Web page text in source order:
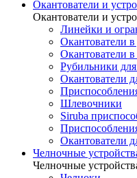
Окантователи и
Окантователи и
Линейки и
Окантователи
Окантователи
Рубильники
Окантователи
Шлевочники
Siruba
Окантователи
Челночные
Челночные